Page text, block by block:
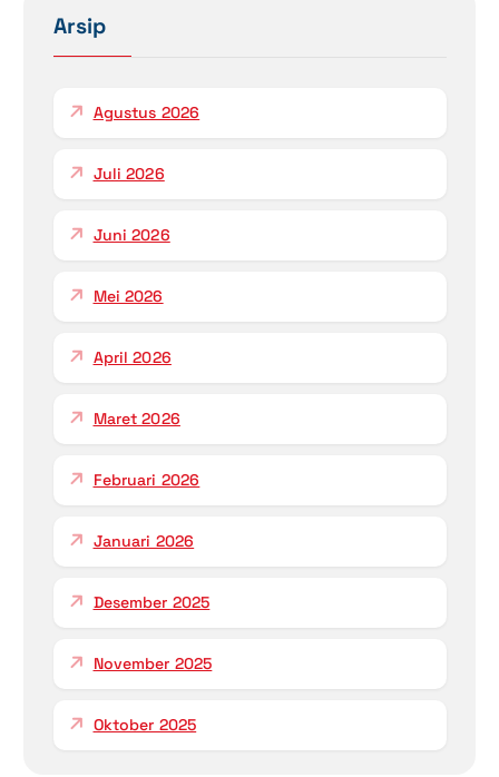
Arsip
Agustus 2026
Juli 2026
Juni 2026
Mei 2026
April 2026
Maret 2026
Februari 2026
Januari 2026
Desember 2025
November 2025
Oktober 2025